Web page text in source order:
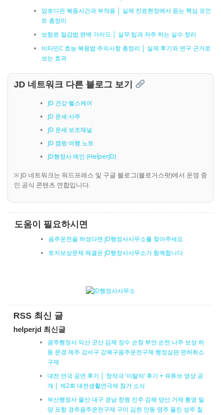
암로디핀 복용시간과 부작용 │ 실제 진료현장에서 듣는 핵심 포인
트 총정리
보험료 절감법 완벽 가이드 │ 실무 팁과 자주 하는 실수 정리
비타민C 효능·복용법·주의사항 총정리 │ 실제 후기와 연구 근거로
보는 효과
JD 네트워크 다른 블로그 보기
JD 건강·헬스케어
JD 운세·사주
JD 운세 보조채널
JD 캠핑·여행 노트
JD행정사 메인 (HelperJD)
※ JD 네트워크는 워드프레스 및 구글 블로그(블로거스팟)에서 운영 중
인 공식 콘텐츠 연합입니다.
도움이 필요하시면
음주운전을 하셨다면 JD행정사사무소를 찾아주세요
토지보상문제 해결은 JD행정사사무소가 함께합니다
RSS 최신 글
helperjd 최신글
광주행정사 익산 군산 김제 장수 순창 부안 순천 나주 보성 하
동 문경 제주 강서구 강북구음주운전구제 행정심판 면허취소
구제
대전 연극 공연 후기 │ 창작극 ‘이탈자’ 후기 + 유튜브 영상 공
개 │ 제2회 대전생활연극제 참가 소식
부산행정사 울산 대구 경남 창원 진주 김해 양산 거제 통영 밀
양 포항 경주음주운전구제 구미 김천 안동 영주 울진 성주 칠